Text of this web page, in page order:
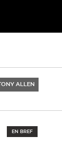
TONY ALLEN
EN BREF